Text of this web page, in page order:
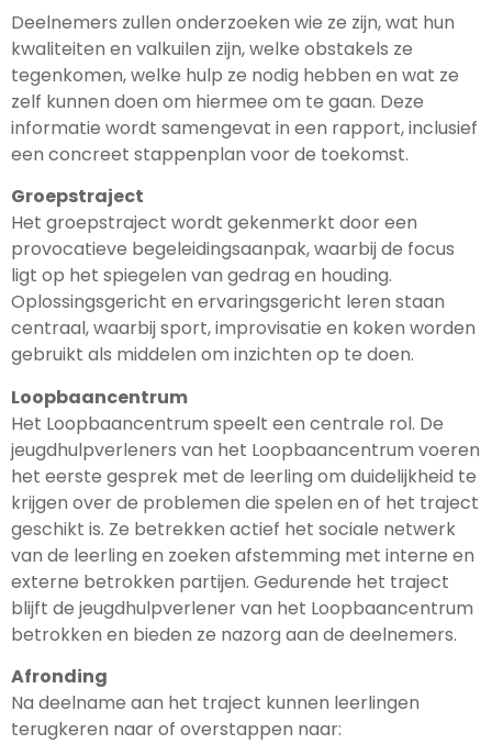
Deelnemers zullen onderzoeken wie ze zijn, wat hun
kwaliteiten en valkuilen zijn, welke obstakels ze
tegenkomen, welke hulp ze nodig hebben en wat ze
zelf kunnen doen om hiermee om te gaan. Deze
informatie wordt samengevat in een rapport, inclusief
een concreet stappenplan voor de toekomst.
Groepstraject
Het groepstraject wordt gekenmerkt door een
provocatieve begeleidingsaanpak, waarbij de focus
ligt op het spiegelen van gedrag en houding.
Oplossingsgericht en ervaringsgericht leren staan
centraal, waarbij sport, improvisatie en koken worden
gebruikt als middelen om inzichten op te doen.
Loopbaancentrum
Het Loopbaancentrum speelt een centrale rol. De
jeugdhulpverleners van het Loopbaancentrum voeren
het eerste gesprek met de leerling om duidelijkheid te
krijgen over de problemen die spelen en of het traject
geschikt is. Ze betrekken actief het sociale netwerk
van de leerling en zoeken afstemming met interne en
externe betrokken partijen. Gedurende het traject
blijft de jeugdhulpverlener van het Loopbaancentrum
betrokken en bieden ze nazorg aan de deelnemers.
Afronding
Na deelname aan het traject kunnen leerlingen
terugkeren naar of overstappen naar: